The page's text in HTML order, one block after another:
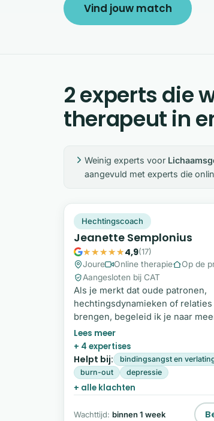
Vind jouw match
2 experts die
therapeut in
Weinig experts voor
aangevuld met experts die
Snel beschikbaar
Hechtingscoach
Jeanette Semplonius
4,9(17)
Joure
Online therapie
Op de
Aangesloten bij CAT
Als je merkt dat oude patronen,
hechtingsdynamieken of
brengen, begeleid ik je naar
veiligheid en verbinding met
doorleefde ervaring, scherp
aandacht voor de diepere laag
te krijgen in wat je tegenhoudt
steviger kunt staan in jezelf en in
anderen. Wil je ontdekken wat
hechtingscoaching voor jou kan
+ 4 expertises
Helpt bij:
bindingsangst en
burn-out
depressie
+ alle klachten
Wachttijd: binnen 1 week